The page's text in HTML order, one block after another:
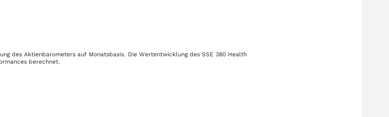
des Aktienbarometers auf Monatsbasis. Die Wertentwicklung des SSE 380 Health
berechnet.